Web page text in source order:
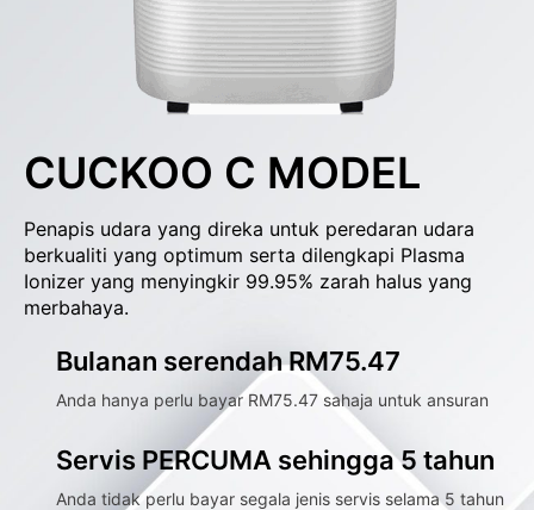
CUCKOO C MODEL
Penapis udara yang direka untuk peredaran udara
berkualiti yang optimum serta dilengkapi Plasma
Ionizer yang menyingkir 99.95% zarah halus yang
merbahaya.
Bulanan serendah RM75.47
Anda hanya perlu bayar RM75.47 sahaja untuk ansuran
Servis PERCUMA sehingga 5 tahun
Anda tidak perlu bayar segala jenis servis selama 5 tahun